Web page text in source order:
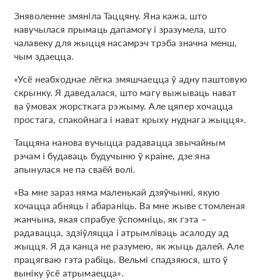
Зняволенне змяніла Таццяну. Яна кажа, што
навучылася прымаць дапамогу і зразумела, што
чалавеку для жыцця насамрэч трэба значна менш,
чым здаецца.
«Усё неабходнае лёгка змяшчаецца ў адну паштовую
скрынку. Я даведалася, што магу выжываць нават
ва ўмовах жорсткага рэжыму. Але цяпер хочацца
простага, спакойнага і нават крыху нуднага жыцця».
Таццяна нанова вучыцца радавацца звычайным
рэчам і будаваць будучыню ў краіне, дзе яна
апынулася не па сваёй волі.
«Ва мне зараз няма маленькай дзяўчынкі, якую
хочацца абняць і абараніць. Ва мне жыве стомленая
жанчына, якая спрабуе ўспомніць, як гэта –
радавацца, здзіўляцца і атрымліваць асалоду ад
жыцця. Я да канца не разумею, як жыць далей. Але
працягваю гэта рабіць. Вельмі спадзяюся, што ў
выніку ўсё атрымаецца».